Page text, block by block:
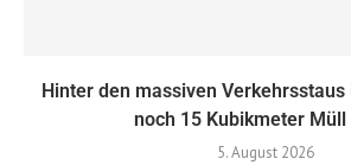
Hinter den massiven Verkehrsstaus
noch 15 Kubikmeter
5. August 2026